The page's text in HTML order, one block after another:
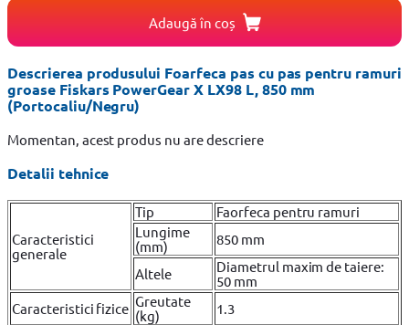
Adaugă în coș
Descrierea produsului Foarfeca pas cu pas pentru ramuri
groase Fiskars PowerGear X LX98 L, 850 mm
(Portocaliu/Negru)
Momentan, acest produs nu are descriere
Detalii tehnice
Caracteristici
generale
Tip
Faorfeca pentru ramuri
Lungime
(mm)
850 mm
Altele
Diametrul maxim de taiere:
50 mm
Caracteristici fizice Greutate
(kg)
1.3